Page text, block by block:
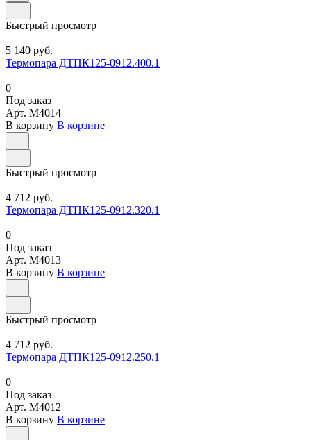
Быстрый просмотр
5 140 руб.
Термопара ДТПК125-0912.400.1
0
Под заказ
Арт. M4014
В корзину В корзине
Быстрый просмотр
4 712 руб.
Термопара ДТПК125-0912.320.1
0
Под заказ
Арт. M4013
В корзину В корзине
Быстрый просмотр
4 712 руб.
Термопара ДТПК125-0912.250.1
0
Под заказ
Арт. M4012
В корзину В корзине